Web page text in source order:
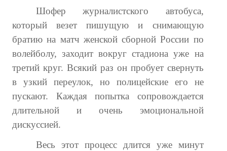
Памяти Игоря Сосновского
Презентация новых книг
Редакционный совет
Нам пишут
Политика обработки персональных данных
Согласие на обработку персональных данных
АРХИВ
Шофер журналистского автобуса,
который везет пишущую и снимающую
братию на матч женской сборной России по
волейболу, заходит вокруг стадиона уже на
третий круг. Всякий раз он пробует свернуть
в узкий переулок, но полицейские его не
пускают. Каждая попытка сопровождается
длительной и очень эмоциональной
дискуссией.
Весь этот процесс длится уже минут